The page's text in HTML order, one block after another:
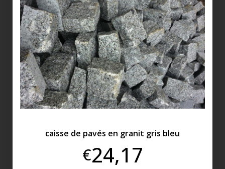
caisse de pavés en granit gris bleu
€24,17